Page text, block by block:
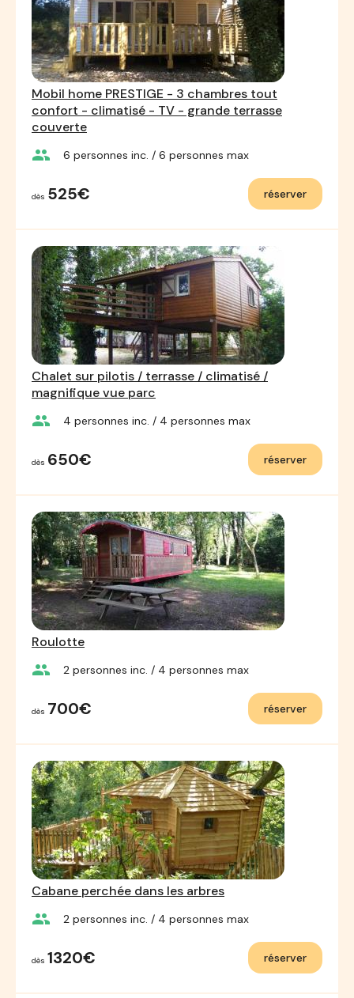
Mobil home PRESTIGE - 3 chambres tout
confort - climatisé - TV - grande terrasse
couverte
group 6 personnes inc. / 6 personnes max
dès 525€ réserver
Chalet sur pilotis / terrasse / climatisé /
magnifique vue parc
group 4 personnes inc. / 4 personnes max
dès 650€ réserver
Roulotte
group 2 personnes inc. / 4 personnes max
dès 700€ réserver
Cabane perchée dans les arbres
group 2 personnes inc. / 4 personnes max
dès 1320€ réserver